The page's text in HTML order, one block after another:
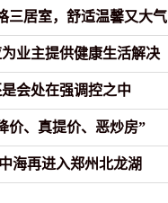
三居室，舒适温馨又大气
业主提供健康生活解决
会处在强调控之中
价、真提价、恶炒房”
海再进入郑州北龙湖